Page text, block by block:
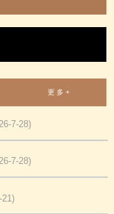
更 多 +
7-28)
7-28)
21)